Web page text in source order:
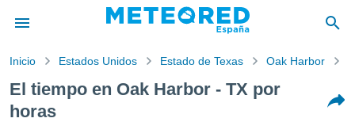
por
para
la
Inicio Estados Unidos Estado de Texas Oak Harbor
El tiempo en Oak Harbor - TX por
horas